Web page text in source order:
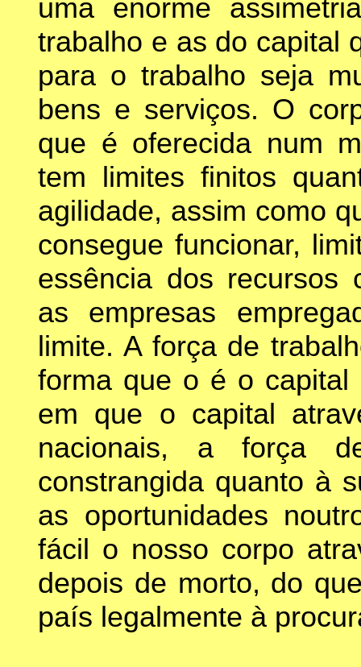
uma enorme
trabalho e as do capital
para o trabalho seja
bens e serviços. O
que é oferecida num
tem limites finitos
agilidade, assim como
consegue funcionar,
essência dos recursos
as empresas
limite. A força de
forma que o é o
em que o capital
nacionais, a força
constrangida quanto à
as oportunidades
fácil o nosso corpo
depois de morto, do
país legalmente à